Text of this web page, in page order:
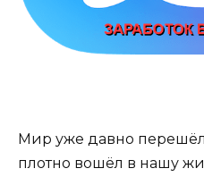
Мир уже давно
плотно вошёл в нашу